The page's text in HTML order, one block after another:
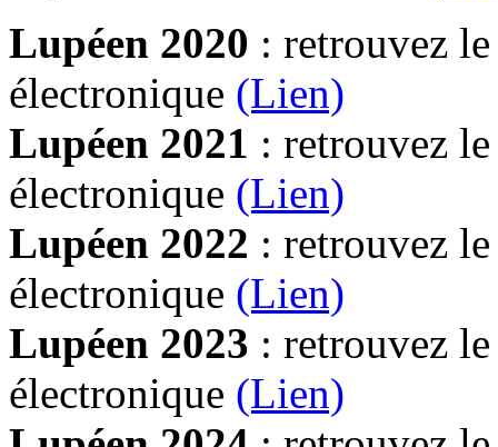
Lupéen 2020 : retrouvez
électronique (Lien)
Lupéen 2021 : retrouvez
électronique (Lien)
Lupéen 2022 : retrouvez
électronique (Lien)
Lupéen 2023 : retrouvez
électronique (Lien)